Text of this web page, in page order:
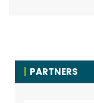
PARTNERS